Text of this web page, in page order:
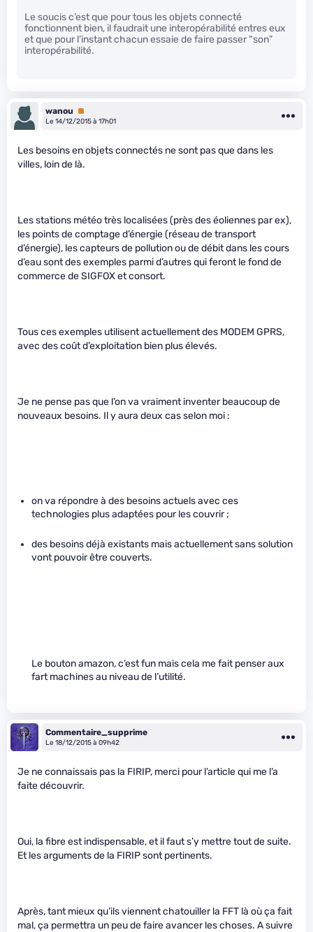
Le soucis c’est que pour tous les objets connecté
fonctionnent bien, il faudrait une interopérabilité entres eux
et que pour l’instant chacun essaie de faire passer “son”
interopérabilité.
wanou
Premium
Le 14/12/2015 à 17h01
Les besoins en objets connectés ne sont pas que dans les
villes, loin de là.
Les stations météo très localisées (près des éoliennes par ex),
les points de comptage d’énergie (réseau de transport
d’énergie), les capteurs de pollution ou de débit dans les cours
d’eau sont des exemples parmi d’autres qui feront le fond de
commerce de SIGFOX et consort.
Tous ces exemples utilisent actuellement des MODEM GPRS,
avec des coût d’exploitation bien plus élevés.
Je ne pense pas que l’on va vraiment inventer beaucoup de
nouveaux besoins. Il y aura deux cas selon moi :
on va répondre à des besoins actuels avec ces
technologies plus adaptées pour les couvrir ;
des besoins déjà existants mais actuellement sans solution
vont pouvoir être couverts.
Le bouton amazon, c’est fun mais cela me fait penser aux
fart machines au niveau de l’utilité.
Commentaire_supprime
Le 18/12/2015 à 09h42
Je ne connaissais pas la FIRIP, merci pour l’article qui me l’a
faite découvrir.
Oui, la fibre est indispensable, et il faut s’y mettre tout de suite.
Et les arguments de la FIRIP sont pertinents.
Après, tant mieux qu’ils viennent chatouiller la FFT là où ça fait
mal, ça permettra un peu de faire avancer les choses. A suivre